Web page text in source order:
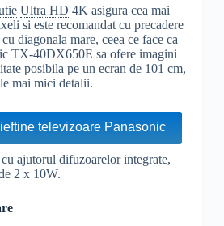
Ultra HD 4K asigura cea mai
si este recomandat cu precadere
diagonala mare, ceea ce face ca
TX-40DX650E sa ofere imagini
posibila pe un ecran de 101 cm,
mai mici detalii.
televizoare Panasonic
cu ajutorul difuzoarelor integrate,
2 x 10W.